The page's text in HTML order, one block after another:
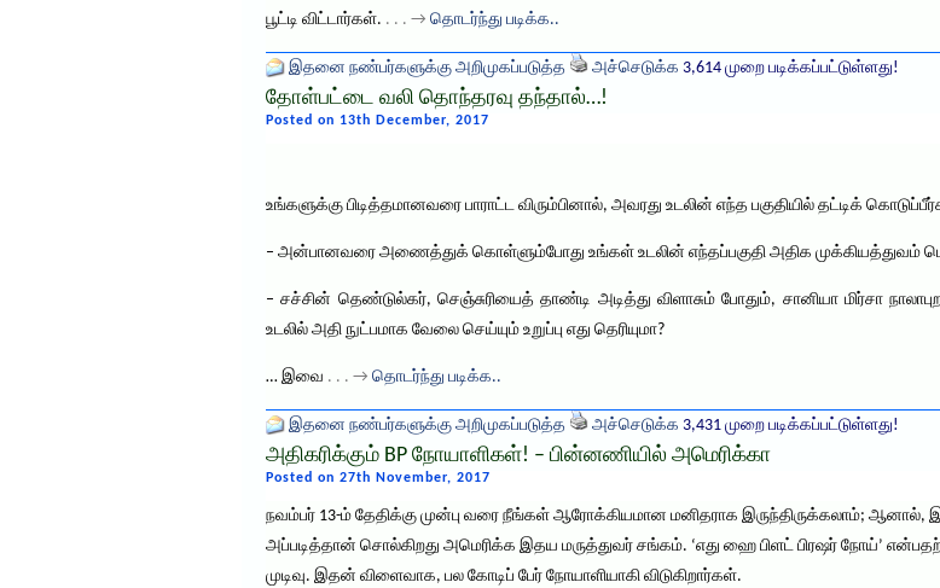
பூட்டி விட்டார்கள். . . . → தொடர்ந்து படிக்க..
இதனை நண்பர்களுக்கு அறிமுகப்படுத்த அச்செடுக்க 3,614 முறை படிக்கப்பட்டுள்ளது!
தோள்பட்டை வலி தொந்தரவு தந்தால்…!
Posted on 13th December, 2017
உங்களுக்கு பிடித்தமானவரை பாராட்ட விரும்பினால், அவரது உடலின் எந்த பகுதியில் தட்டிக்
– அன்பானவரை அணைத்துக் கொள்ளும்போது உங்கள் உடலின் எந்தப்பகுதி அதிக முக்கியத்துவம்
– சச்சின் தெண்டுல்கர், செஞ்சுரியைத் தாண்டி அடித்து விளாசும் போதும், சானியா மிர்சா
உடலில் அதி நுட்பமாக வேலை செய்யும் உறுப்பு எது தெரியுமா?
… இவை . . . → தொடர்ந்து படிக்க..
இதனை நண்பர்களுக்கு அறிமுகப்படுத்த அச்செடுக்க 3,431 முறை படிக்கப்பட்டுள்ளது!
அதிகரிக்கும் BP நோயாளிகள்! – பின்னணியில் அமெரிக்கா
Posted on 27th November, 2017
நவம்பர் 13-ம் தேதிக்கு முன்பு வரை நீங்கள் ஆரோக்கியமான மனிதராக இருந்திருக்கலாம்;
அப்படித்தான் சொல்கிறது அமெரிக்க இதய மருத்துவர் சங்கம். ‘எது ஹை பிளட் பிரஷர் நோய்’
முடிவு. இதன் விளைவாக, பல கோடிப் பேர் நோயாளியாகி விடுகிறார்கள்.